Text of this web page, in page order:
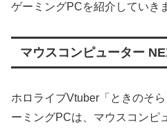
ゲーミングPCを紹介していき
マウスコンピューター
ホロライブVtuber「ときのそ
ーミングPCは、マウスコンピ